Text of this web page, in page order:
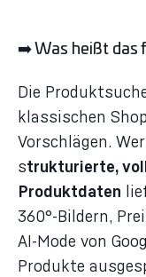
➡️ Was heißt das
Die
klassischen
Vorschlägen.
strukturierte,
Produktdaten
360°-Bildern,
AI-Mode von
Produkte